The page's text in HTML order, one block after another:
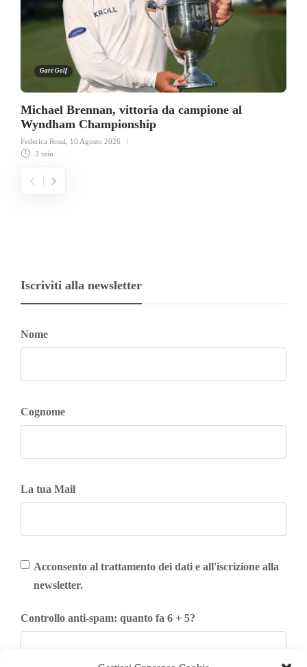
Gare Golf
Michael Brennan, vittoria da campione al
Wyndham Championship
Federica Rossi, 10 Agosto 2026
3 min
Iscriviti alla newsletter
Nome
Cognome
La tua Mail
Acconsento al trattamento dei dati e all'iscrizione alla
newsletter.
Controllo anti-spam: quanto fa 6 + 5?